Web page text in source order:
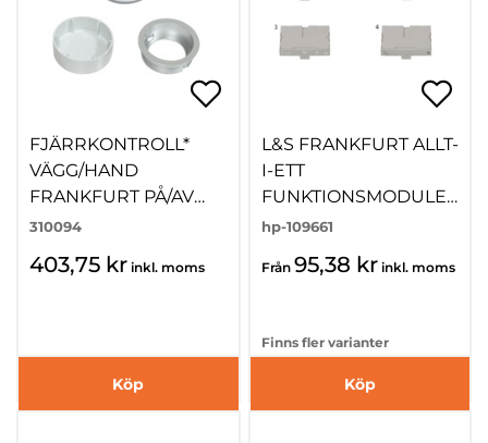
FJÄRRKONTROLL*
VÄGG/HAND
FRANKFURT PÅ/AV
DIM FÄRGTEMP,
310094
403,75 kr inkl. moms
Köp
L&S FRANKFURT ALLT-
I-ETT
FUNKTIONSMODULE
R
hp-109661
Från 95,38 kr inkl. moms
Finns fler varianter
Köp